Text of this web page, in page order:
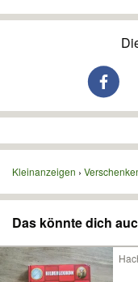
Kleinanzeigen
Das könnte dich